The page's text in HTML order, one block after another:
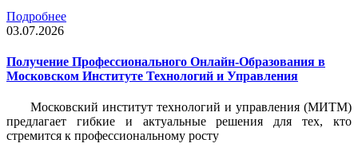
Подробнее
03.07.2026
Получение Профессионального Онлайн-Образования в
Московском Институте Технологий и Управления
Московский институт технологий и управления (МИТМ)
предлагает гибкие и актуальные решения для тех, кто
стремится к профессиональному росту